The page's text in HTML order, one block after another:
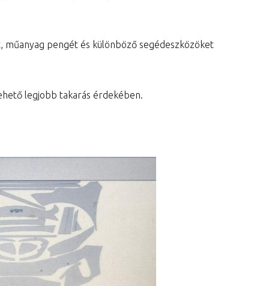
műanyag pengét és különböző segédeszközöket
legjobb takarás érdekében.